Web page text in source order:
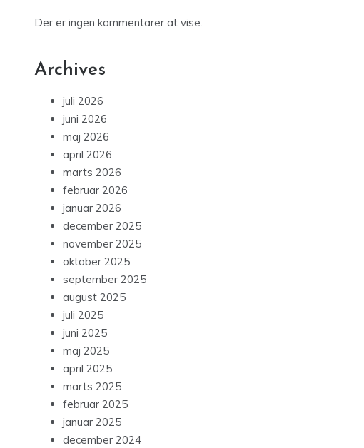
Der er ingen kommentarer at vise.
Archives
juli 2026
juni 2026
maj 2026
april 2026
marts 2026
februar 2026
januar 2026
december 2025
november 2025
oktober 2025
september 2025
august 2025
juli 2025
juni 2025
maj 2025
april 2025
marts 2025
februar 2025
januar 2025
december 2024